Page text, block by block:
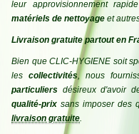
leur approvisionnement
matériels de nettoyage et
Livraison gratuite partout en
Bien que CLIC-HYGIENE soit
lescollectivités, nous
particuliers désireux d'avoir
qualité-prix sans imposer des
livraison gratuite.